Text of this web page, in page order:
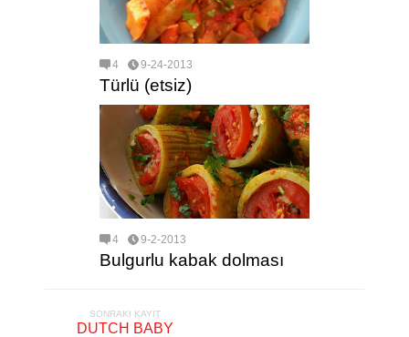
4 9-24-2013
Türlü (etsiz)
4 9-2-2013
Bulgurlu kabak dolması
SONRAKI KAYIT
DUTCH BABY